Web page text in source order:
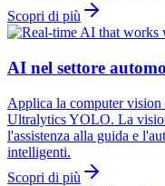
Scopri di più
AI nel settore
Applica la computer
Ultralytics YOLO. La
l'assistenza alla guida e
intelligenti.
Scopri di più